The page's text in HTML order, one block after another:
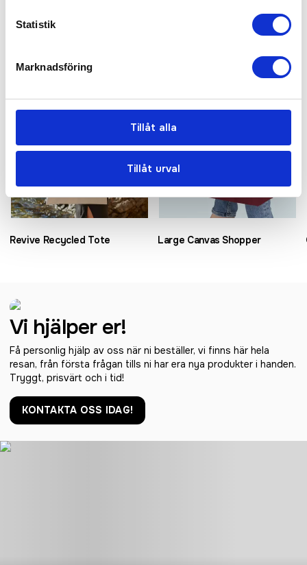
Statistik
Marknadsföring
Tillåt alla
Tillåt urval
Relaterade produkter
Revive Recycled Tote Large Canvas Shopper
Vi hjälper er!
Få personlig hjälp av oss när ni beställer, vi finns här hela
resan, från första frågan tills ni har era nya produkter i handen.
Tryggt, prisvärt och i tid!
KONTAKTA OSS IDAG!